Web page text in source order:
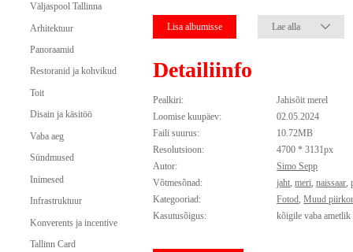
Väljaspool Tallinna
Arhitektuur
Panoraamid
Restoranid ja kohvikud
Toit
Disain ja käsitöö
Vaba aeg
Sündmused
Inimesed
Infrastruktuur
Konverents ja incentive
Tallinn Card
Lisa albumisse Lae alla
Detailiinfo
Pealkiri:
Jahisõit merel
Loomise kuupäev:
02.05.2024
Faili suurus:
10.72MB
Resolutsioon:
4700 * 3131px
Autor:
Simo Sepp
Võtmesõnad:
jaht,meri,naissaar,
Kategooriad:
Fotod,Muud
Kasutusõigus:
kõigile vaba